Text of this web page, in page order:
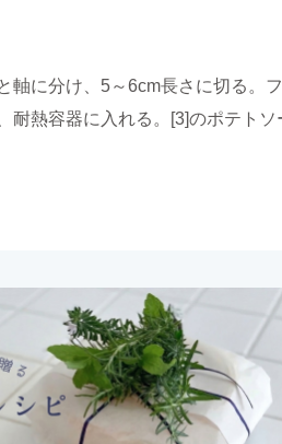
軸に分け、5～6cm長さに切る。
耐熱容器に入れる。[3]のポテト